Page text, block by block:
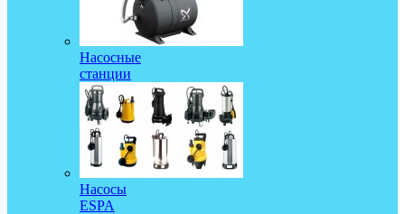
Насосные
станции
Насосы
ESPA